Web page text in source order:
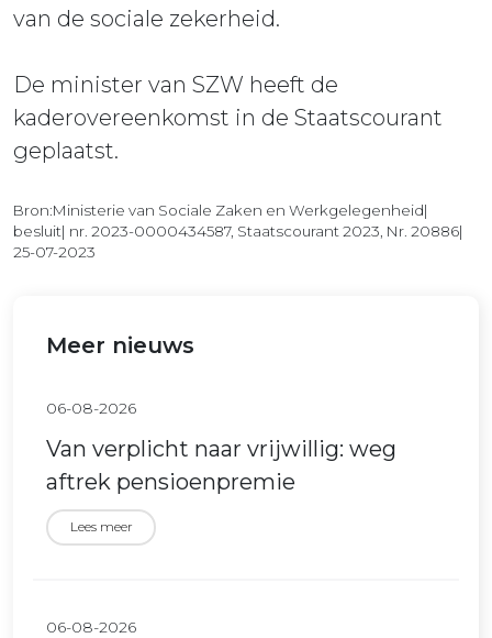
van de sociale zekerheid.
De minister van SZW heeft de
kaderovereenkomst in de Staatscourant
geplaatst.
Bron:Ministerie van Sociale Zaken en Werkgelegenheid|
besluit| nr. 2023-0000434587, Staatscourant 2023, Nr. 20886|
25-07-2023
Meer nieuws
06-08-2026
Van verplicht naar vrijwillig: weg
aftrek pensioenpremie
Lees meer
06-08-2026